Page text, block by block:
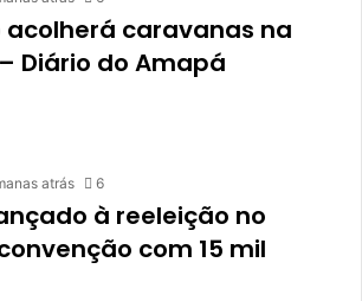
acolherá caravanas na
Diário do Amapá
atrás 6
à reeleição no
com 15 mil